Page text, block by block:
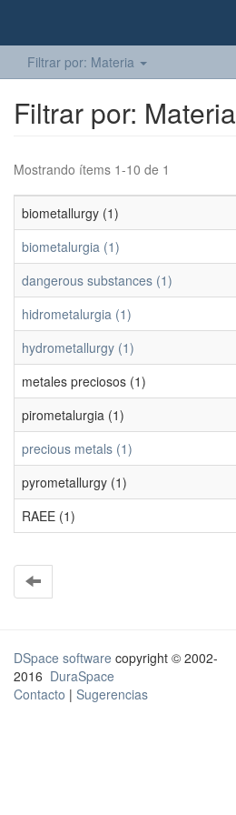
Filtrar por: Materia
Filtrar por: Materia
Mostrando ítems 1-10 de 1
biometallurgy (1)
biometalurgia (1)
dangerous substances (1)
hidrometalurgia (1)
hydrometallurgy (1)
metales preciosos (1)
pirometalurgia (1)
precious metals (1)
pyrometallurgy (1)
RAEE (1)
DSpace software copyright © 2002-
2016 DuraSpace
Contacto | Sugerencias